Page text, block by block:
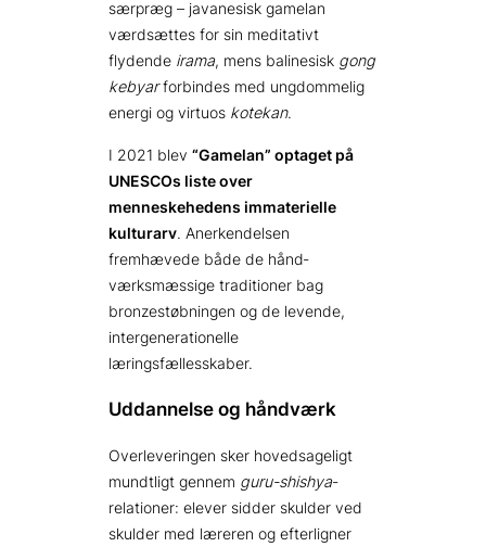
særpræg – javanesisk gamelan
værdsættes for sin meditativt
flydende irama, mens balinesisk gong
kebyarforbindes med ungdommelig
energi og virtuos kotekan.
I 2021 blev “Gamelan” optaget på
UNESCOs liste over
menneskehedens immaterielle
kulturarv. Anerkendelsen
fremhævede både de hånd­
værksmæssige traditioner bag
bronze­støbningen og de levende,
intergenerationelle
læringsfællesskaber.
Uddannelse og håndværk
Overleveringen sker hovedsageligt
mundtligt gennem guru-shishya-
relationer: elever sidder skulder ved
skulder med læreren og efterligner